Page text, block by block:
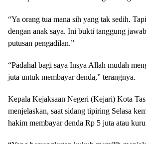
“Ya orang tua mana sih yang tak sedih.
dengan anak saya. Ini bukti tanggung
putusan pengadilan.”
“Padahal bagi saya Insya Allah mudah
juta untuk membayar denda,” terangnya.
Kepala Kejaksaan Negeri (Kejari) Kota
menjelaskan, saat sidang tipiring Selasa
hakim membayar denda Rp 5 juta atau